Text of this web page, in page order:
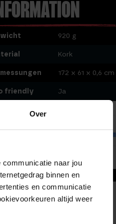
Over
naar jou
binnen en
en communicatie
altijd weer
920 g
Kork
172 x 61 x 0,6 cm
friendly Ja
Door Feedback
noch keine Bewertungen.